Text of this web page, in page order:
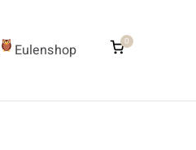
Eulenshop 0